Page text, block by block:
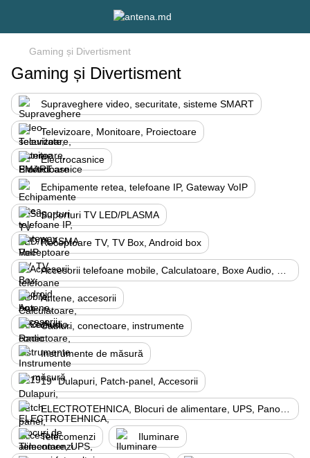
Gaming și Divertisment
Gaming și Divertisment
Supraveghere video, securitate, sisteme SMART
Televizoare, Monitoare, Proiectoare
Electrocasnice
Echipamente retea, telefoane IP, Gateway VoIP
Suporturi TV LED/PLASMA
Receptoare TV, TV Box, Android box
Antene, accesorii
Cabluri, conectoare, instrumente
Instrumente de măsură
19" Dulapuri, Patch-panel, Аccesorii
Telecomenzi Iluminare